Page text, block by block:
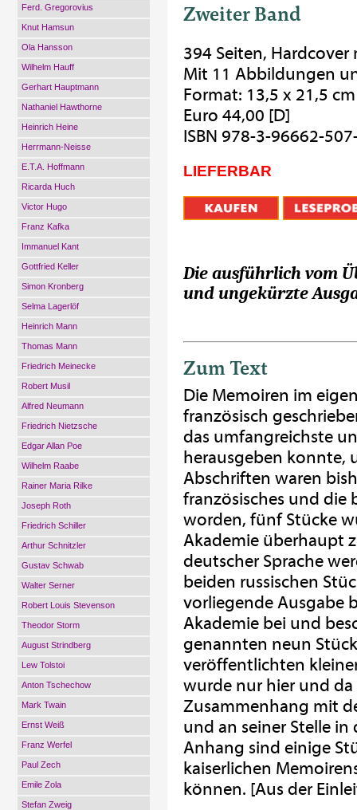
Ferd. Gregorovius
Knut Hamsun
Ola Hansson
Wilhelm Hauff
Gerhart Hauptmann
Nathaniel Hawthorne
Heinrich Heine
Herrmann-Neisse
E.T.A. Hoffmann
Ricarda Huch
Victor Hugo
Franz Kafka
Immanuel Kant
Gottfried Keller
Simon Kronberg
Selma Lagerlöf
Heinrich Mann
Thomas Mann
Friedrich Meinecke
Robert Musil
Alfred Neumann
Friedrich Nietzsche
Edgar Allan Poe
Wilhelm Raabe
Rainer Maria Rilke
Joseph Roth
Friedrich Schiller
Arthur Schnitzler
Gustav Schwab
Walter Serner
Robert Louis Stevenson
Theodor Storm
August Strindberg
Lew Tolstoi
Anton Tschechow
Mark Twain
Ernst Weiß
Franz Werfel
Paul Zech
Emile Zola
Stefan Zweig
Zweiter Band
394 Seiten,
Mit 11 Abbildungen
Format: 13,5 x 21,5 cm
Euro 44,00 [D]
ISBN 978-3-96662-
LIEFERBAR
Die ausführlich vom
und ungekürzte
Zum Text
Die Memoiren im
französisch
das umfangreichste
herausgeben konnte,
Abschriften waren
französisches und die
worden, fünf Stücke
Akademie überhaupt
deutscher Sprache
beiden russischen
vorliegende Ausgabe
Akademie bei und
genannten neun
veröffentlichten
wurde nur hier und
Zusammenhang mit
und an seiner Stelle
Anhang sind einige
kaiserlichen
können. [Aus der